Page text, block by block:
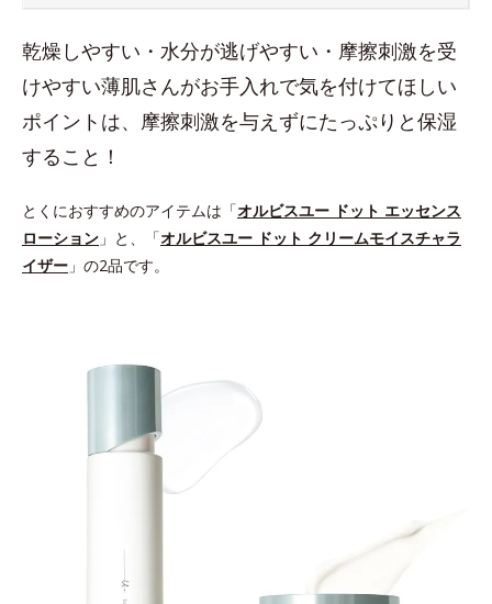
乾燥しやすい・水分が逃げやすい・摩擦刺激を受
けやすい薄肌さんがお手入れで気を付けてほしい
ポイントは、摩擦刺激を与えずにたっぷりと保湿
すること！
とくにおすすめのアイテムは「オルビスユー ドット エッセンス
ローション 」と、「オルビスユー ドット クリームモイスチャラ
イザー 」の2品です。